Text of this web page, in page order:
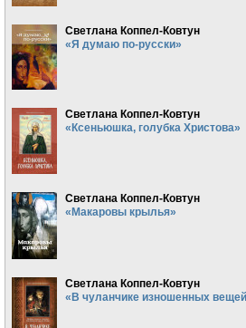
Светлана Коппел-Ковтун
«Я думаю по-русски»
Светлана Коппел-Ковтун
«Ксеньюшка, голубка Христова»
Светлана Коппел-Ковтун
«Макаровы крылья»
Светлана Коппел-Ковтун
«В чуланчике изношенных